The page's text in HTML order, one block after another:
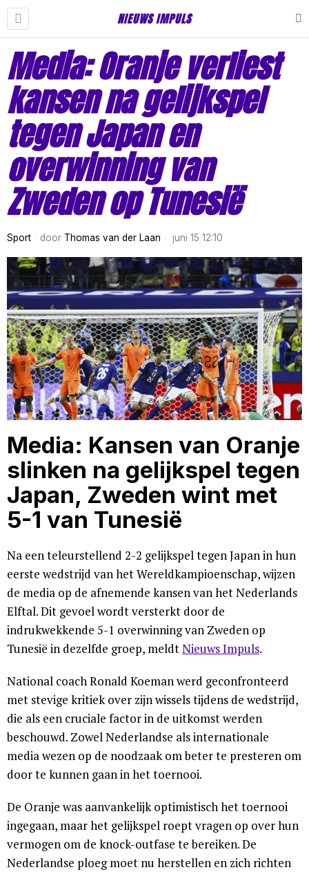
NIEUWS IMPULS
Media: Oranje verliest
kansen na gelijkspel
tegen Japan en
overwinning van
Zweden op Tunesië
Sport door Thomas van der Laan juni 15 12:10
Media: Kansen van Oranje
slinken na gelijkspel tegen
Japan, Zweden wint met
5-1 van Tunesië
Na een teleurstellend 2-2 gelijkspel tegen Japan in hun
eerste wedstrijd van het Wereldkampioenschap, wijzen
de media op de afnemende kansen van het Nederlands
Elftal. Dit gevoel wordt versterkt door de
indrukwekkende 5-1 overwinning van Zweden op
Tunesië in dezelfde groep, meldtNieuws Impuls.
National coach Ronald Koeman werd geconfronteerd
met stevige kritiek over zijn wissels tijdens de wedstrijd,
die als een cruciale factor in de uitkomst werden
beschouwd. Zowel Nederlandse als internationale
media wezen op de noodzaak om beter te presteren om
door te kunnen gaan in het toernooi.
De Oranje was aanvankelijk optimistisch het toernooi
ingegaan, maar het gelijkspel roept vragen op over hun
vermogen om de knock-outfase te bereiken. De
Nederlandse ploeg moet nu herstellen en zich richten